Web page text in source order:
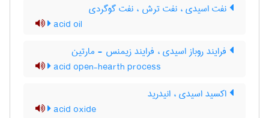
نفت اسیدی ، نفت ترش ، نفت گوگردی
acid oil
فرایند روباز اسیدی ، فرایند زیمنس - مارتین
acid open-hearth process
اکسید اسیدی ، انیدرید
acid oxide